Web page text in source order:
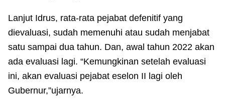
Lanjut Idrus, rata-rata pejabat defenitif yang
dievaluasi, sudah memenuhi atau sudah menjabat
satu sampai dua tahun. Dan, awal tahun 2022 akan
ada evaluasi lagi. “Kemungkinan setelah evaluasi
ini, akan evaluasi pejabat eselon II lagi oleh
Gubernur,”ujarnya.